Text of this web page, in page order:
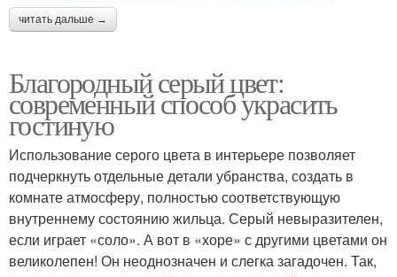
читать дальше →
Благородный серый цвет:
современный способ украсить
гостиную
Использование серого цвета в интерьере позволяет
подчеркнуть отдельные детали убранства, создать в
комнате атмосферу, полностью соответствующую
внутреннему состоянию жильца. Серый невыразителен,
если играет «соло». А вот в «хоре» с другими цветами он
великолепен! Он неоднозначен и слегка загадочен. Так,